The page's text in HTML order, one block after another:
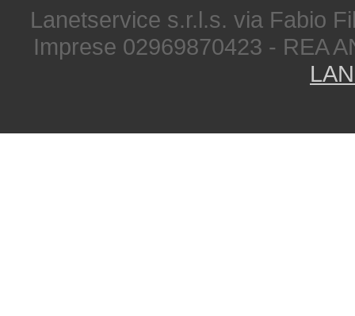
Lanetservice s.r.l.s. via Fabio
Imprese 02969870423 - REA